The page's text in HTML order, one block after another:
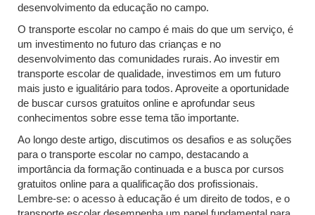
desenvolvimento da educação no campo.
O transporte escolar no campo é mais do que um serviço, é
um investimento no futuro das crianças e no
desenvolvimento das comunidades rurais. Ao investir em
transporte escolar de qualidade, investimos em um futuro
mais justo e igualitário para todos. Aproveite a oportunidade
de buscar cursos gratuitos online e aprofundar seus
conhecimentos sobre esse tema tão importante.
Ao longo deste artigo, discutimos os desafios e as soluções
para o transporte escolar no campo, destacando a
importância da formação continuada e a busca por cursos
gratuitos online para a qualificação dos profissionais.
Lembre-se: o acesso à educação é um direito de todos, e o